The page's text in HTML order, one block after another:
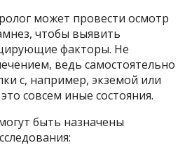
может провести осмотр
чтобы выявить
факторы. Не
ведь самостоятельно
с, например, экземой или
совсем иные состояния.
быть назначены